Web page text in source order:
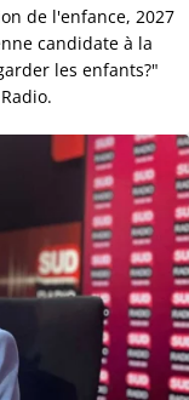
de l'enfance, 2027
candidate à la
les enfants?"